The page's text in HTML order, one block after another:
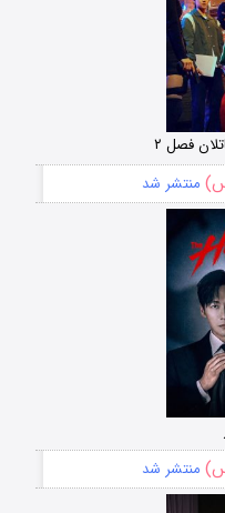
فصل ۲
منتشر شد
منتشر شد